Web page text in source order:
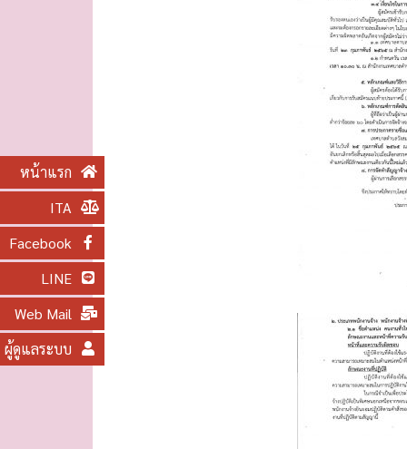
หน้าแรก
ITA
Facebook
LINE
Web Mail
ผู้ดูแลระบบ